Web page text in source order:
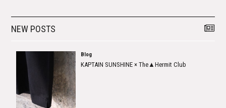
NEW POSTS
Blog
KAPTAIN SUNSHINE × The▲Hermit Club